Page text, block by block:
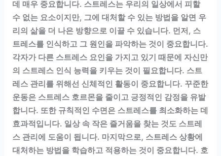
데 매우 중요합니다. 스트레스는 우리의 일상에서 피할
수 없는 요소이지만, 그에 대처할 수 있는 방법을 알면 우
리의 삶을 더 나은 방향으로 이끌 수 있습니다. 먼저, 스
트레스를 인식하고 그 원인을 파악하는 것이 중요합니다.
각자가 다른 스트레스 요인을 가지고 있기 때문에 자신만
의 스트레스 인식 능력을 키우는 것이 필요합니다. 스트
레스 관리를 위해선 신체적인 활동이 중요합니다. 꾸준한
운동은 스트레스 호르몬을 줄이고 긍정적인 감정을 유발
합니다. 또한 규칙적인 수면은 스트레스를 최소화하는 데
효과적입니다. 일상 속 작은 즐거움을 찾는 것도 스트레
스 관리에 도움이 됩니다. 마지막으로, 스트레스 상황에
대처하는 방법을 학습하고 적용하는 것이 중요합니다. 호